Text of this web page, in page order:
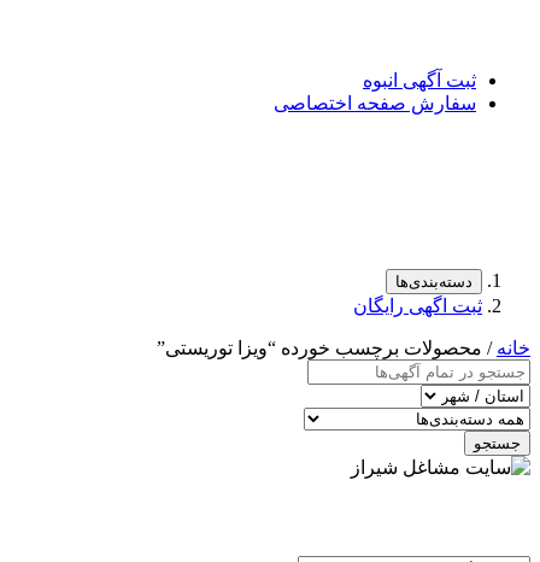
ثبت آگهی انبوه
سفارش صفحه اختصاصی
دسته‌بندی‌ها
ثبت اگهی رایگان
خانه / محصولات برچسب خورده “ویزا توریستی”
جستجو